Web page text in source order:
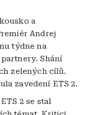
a
Andrej
týdne na
Shání
zelených cílů.
zavedení ETS 2.
2 se stal